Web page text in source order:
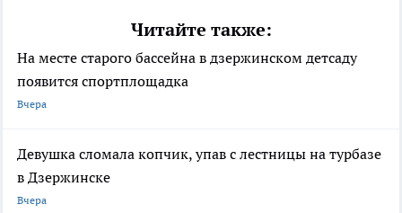
Читайте также:
На месте старого бассейна в дзержинском детсаду
появится спортплощадка
Вчера
Девушка сломала копчик, упав с лестницы на турбазе
в Дзержинске
Вчера